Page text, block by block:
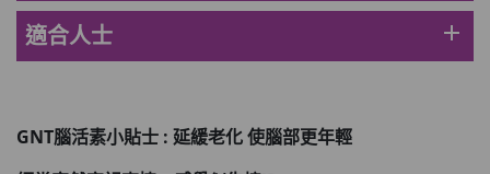
此商品最多可加購1件
HKD$145
(到期日2027年2月)
適合人士 add
GNT腦活素小貼士 : 延緩老化使腦部更年輕